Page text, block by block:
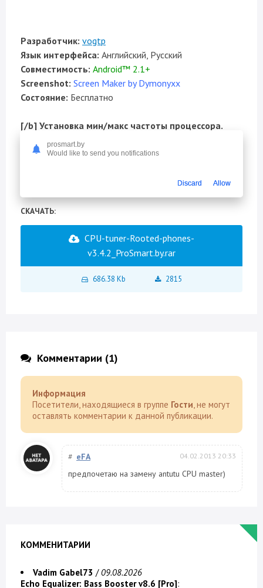
Разработчик: vogtp
Язык интерфейса: Английский, Русский
Совместимость: Android™ 2.1+
Screenshot: Screen Maker by Dymonyxx
Состояние: Бесплатно
[/b] Установка мин/макс частоты процессора.
[b]Изменения:
CКАЧАТЬ:
CPU-tuner-Rooted-phones-
v3.4.2_ProSmart.by.rar
686.38 Kb 2815
Комментарии (1)
Информация
Посетители, находящиеся в группе Гости, не могут
оставлять комментарии к данной публикации.
# eFA 04.02.2013 20:33
предпочетаю на замену antutu CPU master)
КОММЕНИТАРИИ
Vadim Gabel73 /09.08.2026
Echo Equalizer: Bass Booster v8.6 [Pro]:
prosmart.by
Would like to send you notifications
Discard Allow